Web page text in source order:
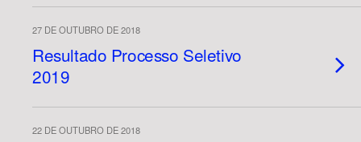
27 DE OUTUBRO DE 2018
Resultado Processo Seletivo
2019
22 DE OUTUBRO DE 2018